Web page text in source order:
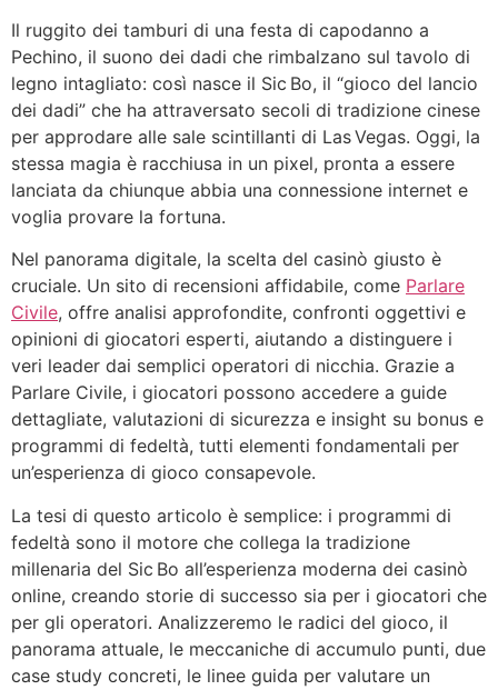
Il ruggito dei tamburi di una festa di capodanno a
Pechino, il suono dei dadi che rimbalzano sul tavolo di
legno intagliato: così nasce il Sic Bo, il “gioco del lancio
dei dadi” che ha attraversato secoli di tradizione cinese
per approdare alle sale scintillanti di Las Vegas. Oggi, la
stessa magia è racchiusa in un pixel, pronta a essere
lanciata da chiunque abbia una connessione internet e
voglia provare la fortuna.
Nel panorama digitale, la scelta del casinò giusto è
cruciale. Un sito di recensioni affidabile, come Parlare
Civile, offre analisi approfondite, confronti oggettivi e
opinioni di giocatori esperti, aiutando a distinguere i
veri leader dai semplici operatori di nicchia. Grazie a
Parlare Civile, i giocatori possono accedere a guide
dettagliate, valutazioni di sicurezza e insight su bonus e
programmi di fedeltà, tutti elementi fondamentali per
un’esperienza di gioco consapevole.
La tesi di questo articolo è semplice: i programmi di
fedeltà sono il motore che collega la tradizione
millenaria del Sic Bo all’esperienza moderna dei casinò
online, creando storie di successo sia per i giocatori che
per gli operatori. Analizzeremo le radici del gioco, il
panorama attuale, le meccaniche di accumulo punti, due
case study concreti, le linee guida per valutare un